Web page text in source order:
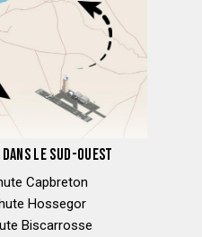
LE SUD-OUEST
Capbreton
Hossegor
Biscarrosse